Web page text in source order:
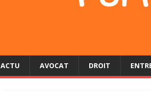
ACTU AVOCAT DROIT